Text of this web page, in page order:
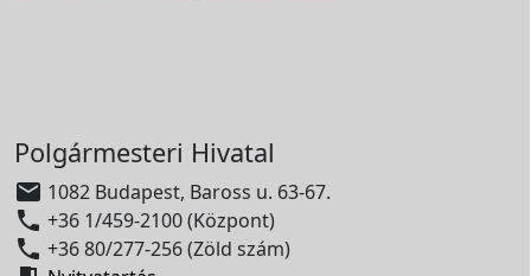
Polgármesteri Hivatal
 1082 Budapest, Baross u. 63-67.
 +36 1/459-2100 (Központ)
 +36 80/277-256 (Zöld szám)